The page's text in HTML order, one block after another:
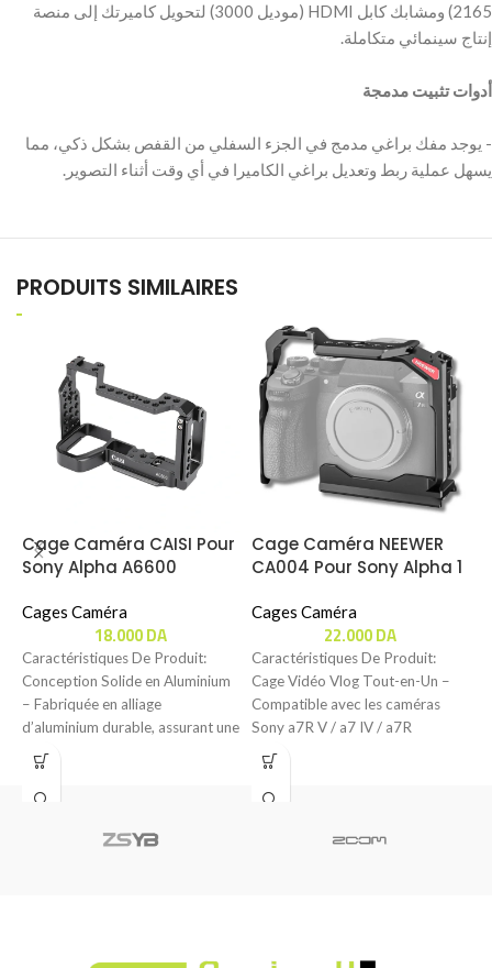
2165) ومشابك كابل HDMI (موديل 3000) لتحويل كاميرتك إلى منصة
‫أدوات تثبيت مدمجة
‫- يوجد مفك براغي مدمج في الجزء السفلي من القفص بشكل ذكي، مما
PRODUITS SIMILAIRES
Cage Caméra CAISI Pour
Sony Alpha A6600
Cages Caméra
18.000DA
Caractéristiques De Produit:
Conception Solide en Aluminium
– Fabriquée en alliage
d’aluminium durable, assurant une
protection robuste pour votre
Sony
Cage Caméra NEEWER
CA004 Pour Sony Alpha 1
Cages Caméra
22.000DA
Caractéristiques De Produit:
Cage Vidéo Vlog Tout-en-Un –
Compatible avec les caméras
Sony a7R V / a7 IV / a7R